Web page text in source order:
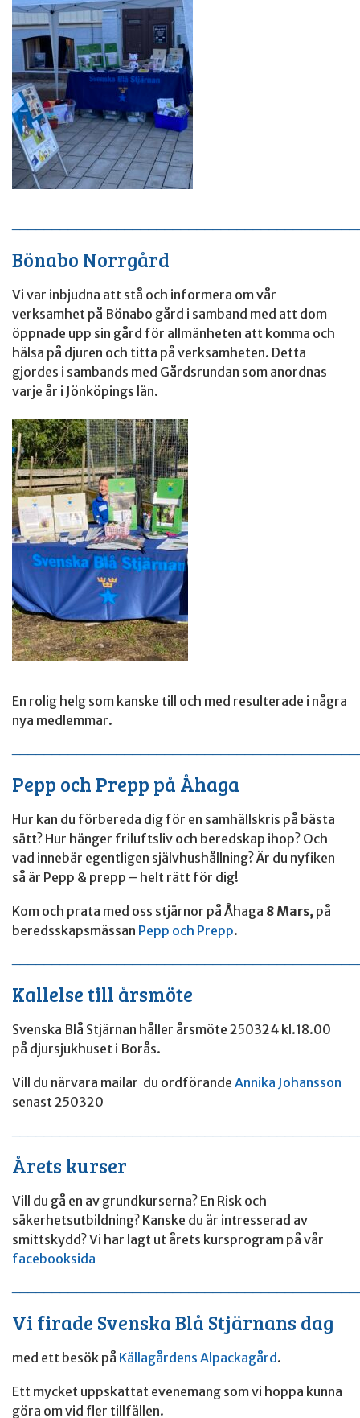
Bönabo Norrgård
Vi var inbjudna att stå och informera om vår
verksamhet på Bönabo gård i samband med att dom
öppnade upp sin gård för allmänheten att komma och
hälsa på djuren och titta på verksamheten. Detta
gjordes i sambands med Gårdsrundan som anordnas
varje år i Jönköpings län.
En rolig helg som kanske till och med resulterade i några
nya medlemmar.
Pepp och Prepp på Åhaga
Hur kan du förbereda dig för en samhällskris på bästa
sätt? Hur hänger friluftsliv och beredskap ihop? Och
vad innebär egentligen självhushållning? Är du nyfiken
så är Pepp & prepp – helt rätt för dig!
Kom och prata med oss stjärnor på Åhaga 8 Mars, på
beredsskapsmässan Pepp och Prepp.
Kallelse till årsmöte
Svenska Blå Stjärnan håller årsmöte 250324 kl.18.00
på djursjukhuset i Borås.
Vill du närvara mailar du ordförande Annika Johansson
senast 250320
Årets kurser
Vill du gå en av grundkurserna? En Risk och
säkerhetsutbildning? Kanske du är intresserad av
smittskydd? Vi har lagt ut årets kursprogram på vår
facebooksida
Vi firade Svenska Blå Stjärnans dag
med ett besök på Källagårdens Alpackagård.
Ett mycket uppskattat evenemang som vi hoppa kunna
göra om vid fler tillfällen.